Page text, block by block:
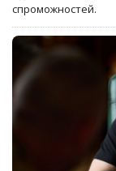
спроможностей.